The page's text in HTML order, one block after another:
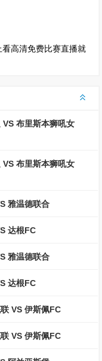
高清免费比赛直播就
VS 布里斯本狮吼女
VS 布里斯本狮吼女
雅温德联合
达根FC
雅温德联合
达根FC
VS 伊斯佩FC
VS 伊斯佩FC